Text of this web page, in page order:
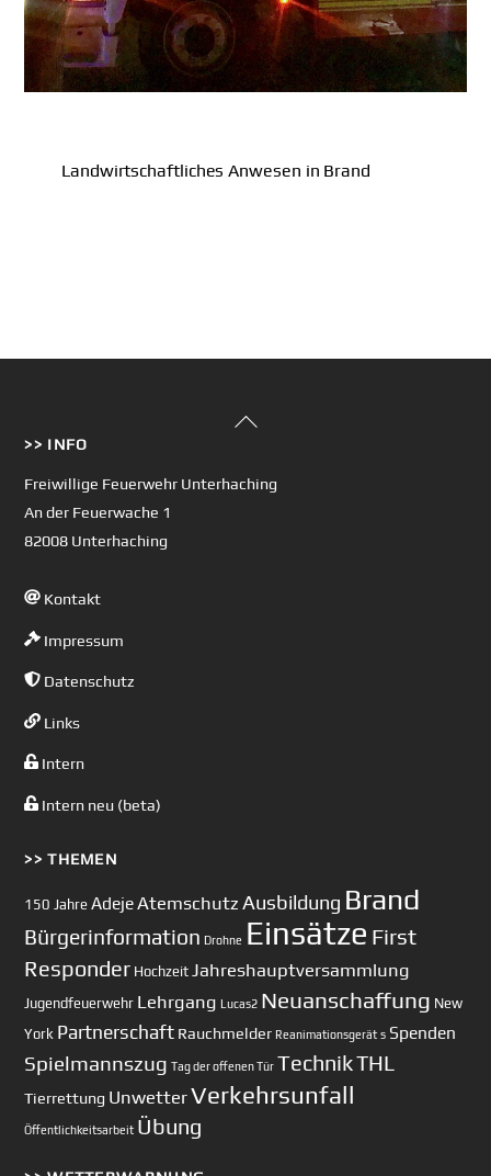
Landwirtschaftliches Anwesen in Brand
Back
>> INFO
Freiwillige Feuerwehr Unterhaching
An der Feuerwache 1
82008 Unterhaching
Kontakt
Impressum
Datenschutz
Links
Intern
Intern neu (beta)
>> THEMEN
150 Jahre AdejeAtemschutz Ausbildung Brand
Bürgerinformation Drohne Einsätze First
Responder Hochzeit Jahreshauptversammlung
Jugendfeuerwehr Lehrgang Lucas2 Neuanschaffung New
York Partnerschaft Rauchmelder Reanimationsgerät s Spenden
Spielmannszug Tag der offenen Tür TechnikTHL
Tierrettung UnwetterVerkehrsunfall
Öffentlichkeitsarbeit Übung